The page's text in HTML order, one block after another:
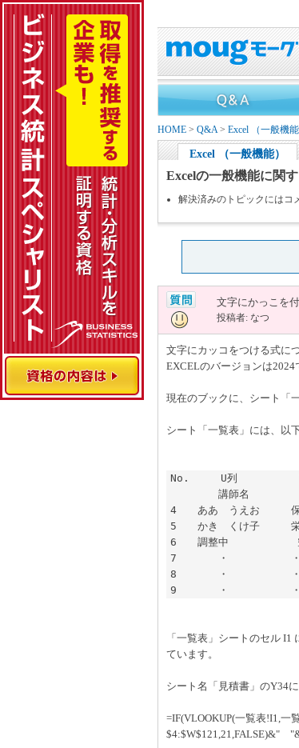
HOME > Q&A> Excel （一般機能
Excel （一般機能）
Excelの一般機能に関
解決済みのトピックにはコ
文字にかっこを
投稿者: なつ
文字にカッコをつける式に
EXCELのバージョンは2024
現在のブックに、シート「
シート「一覧表」には、以
No.　　　U列　　　　　
講師名　　　　　
4　　ああ　うえお　　　
5　　かき　くけ子　　　
6　　調整中　　　　　　
7　　　　・　　　　　　・
8　　　　・　　　　　　・
9　　　　・　　　　　　・
「一覧表」シートのセル
ています。
シート名「見積書」のY34
=IF(VLOOKUP(一覧表!I1,一
$4:$W$121,21,FALSE)&"